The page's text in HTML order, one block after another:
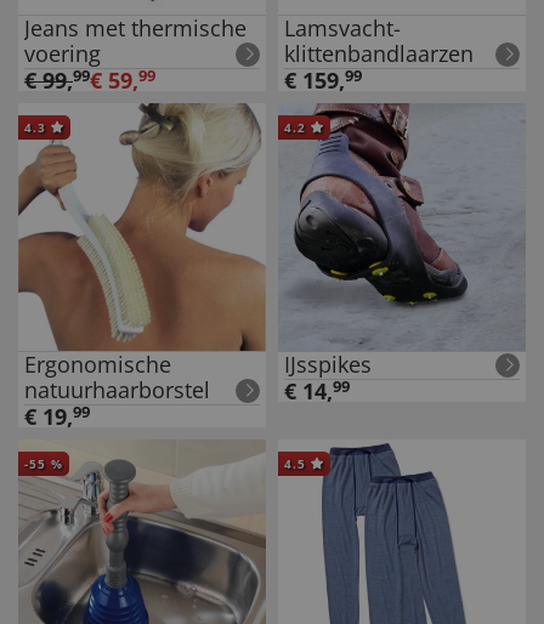
Jeans met thermische
voering
€99,99€ 59,99
Lamsvacht-
klittenbandlaarzen
€ 159,99
4.3
Ergonomische
natuurhaarborstel
€ 19,99
4.2
IJsspikes
€ 14,99
-55 % 4.5